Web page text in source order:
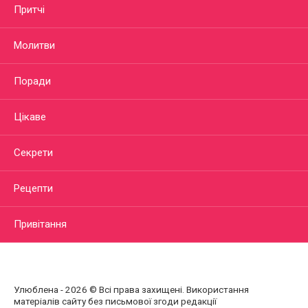
Притчі
Молитви
Поради
Цікаве
Секрети
Рецепти
Привітання
Улюблена - 2026 © Всі права захищені. Використання
матеріалів сайту без письмової згоди редакції